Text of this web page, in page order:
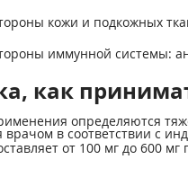
кожи и подкожных
иммунной системы:
как
определяются
врачом в соответствии с
от 100 мг до 600